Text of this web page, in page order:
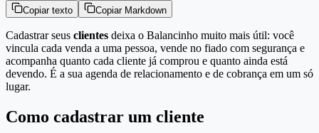
Copiar texto Copiar Markdown
Cadastrar seus clientes deixa o Balancinho muito mais útil: você
vincula cada venda a uma pessoa, vende no fiado com segurança e
acompanha quanto cada cliente já comprou e quanto ainda está
devendo. É a sua agenda de relacionamento e de cobrança em um só
lugar.
Como cadastrar um cliente